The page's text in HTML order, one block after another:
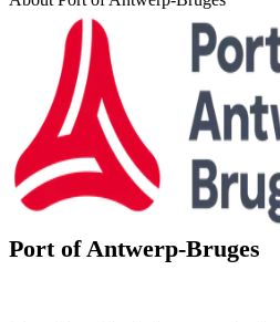
Port of Antwerp-Bruges